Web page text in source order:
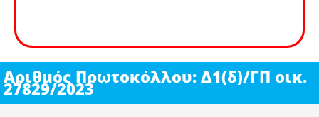
Αριθμός Πρωτοκόλλου: Δ1(δ)/ΓΠ οικ.
27829/2023